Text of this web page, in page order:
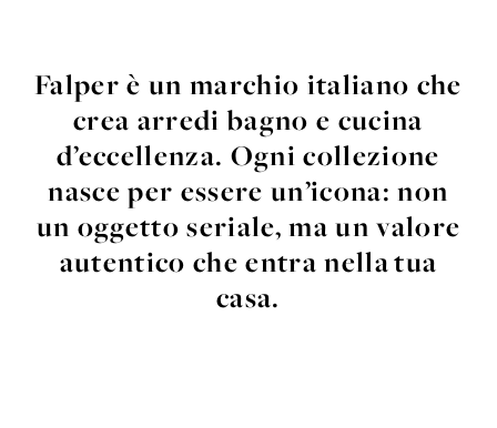
Falper è un marchio italiano che
crea arredibagno e cucina
d’eccellenza. Ogni collezione
nasce per essere un’icona: non
un oggettoseriale, ma un valore
autentico che entra nellatua
casa.